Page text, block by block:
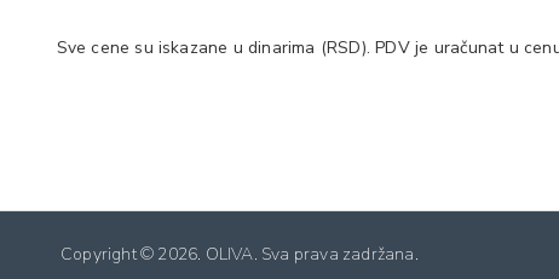
Sve cene su iskazane u dinarima (RSD). PDV je uračunat u
Copyright © 2026. OLIVA. Sva prava zadržana.